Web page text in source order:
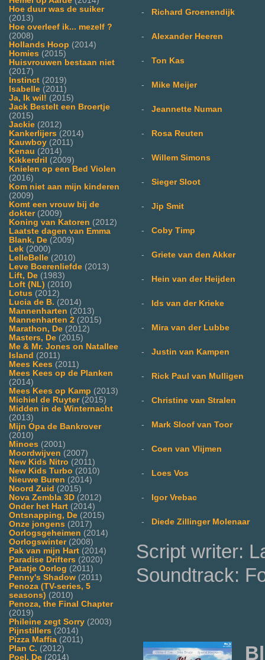
Hoe duur was de suiker
(2013)
Hoe overleef ik... mezelf ?
(2008)
Hollands Hoop (2014)
Homies (2015)
Huisvrouwen bestaan niet
(2017)
Instinct (2019)
Isabelle (2011)
Ja, Ik wil! (2015)
Jack Bestelt een Broertje
(2015)
Jackie (2012)
Kankerlijers (2014)
Kauwboy (2011)
Kenau (2014)
Kikkerdril (2009)
Knielen op een Bed Violen
(2016)
Kom niet aan mijn kinderen
(2009)
Komt een vrouw bij de
dokter(2009)
Koning van Katoren (2012)
Laatste dagen van Emma
Blank, De (2009)
Lek (2000)
LelleBelle (2010)
Leve Boerenliefde (2013)
Lift, De (1983)
Loft (NL) (2010)
Lotus (2012)
Lucia de B. (2014)
Mannenharten (2013)
Mannenharten 2 (2015)
Marathon, De (2012)
Masters, De (2015)
Me & Mr. Jones on Natallee
Island (2011)
Mees Kees (2011)
Mees Kees op de Planken
(2014)
Mees Kees op Kamp (2013)
Michiel de Ruyter(2015)
Midden in de Winternacht
(2013)
Mijn Opa de Bankrover
(2010)
Minoes (2001)
Moordwijven (2007)
New Kids Nitro (2011)
New Kids Turbo (2010)
Nieuwe Buren (2014)
Noord Zuid (2015)
Nova Zembla 3D (2012)
Onder het Hart (2014)
Ontsnapping, De (2015)
Onze jongens (2017)
Oorlogsgeheimen (2014)
Oorlogswinter(2008)
Pak van mijn Hart (2014)
Paradise Drifters (2020)
Patatje Oorlog (2011)
Penny's Shadow (2011)
Penoza (TV-series, 5
seasons) (2010)
Penoza, the Final Chapter
(2019)
Phileine zegt Sorry (2003)
Pijnstillers (2014)
Pizza Maffia (2011)
Plan C. (2012)
Poel, De (2014)
- Richard Groenendijk
- Alexander Heeren
- Ton Kas
- Mike Meijer
- Jeannette Numan
- Rosa Reuten
- Willem Simons
- Sieger Sloot
- Jip Smit
- Coby Timp
- Griete van den Akker
- Hein van der Heijden
- Ids van der Krieke
- Mira van der Lubbe
- Justin van Kampen
- Rick Paul van Mulligen
- Christine van Stralen
- Mark Sloof van Toor
- Coen van Vlijmen
- Loes Vos
- Igor Vrebac
- Diede Zillinger Molenaar
Script writer:
Soundtrack: